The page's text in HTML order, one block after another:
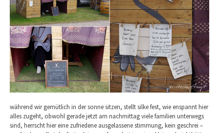
während wir gemütlich in der sonne sitzen, stellt silke fest, wie enspannt hier
alles zugeht, obwohl gerade jetzt am nachmittag viele familien unterwegs
sind, herrscht hier eine zufriedene ausgelassene stimmung, kein geschrei –